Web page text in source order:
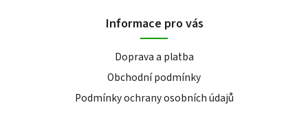
Informace pro vás
Doprava a platba
Obchodní podmínky
Podmínky ochrany osobních údajů